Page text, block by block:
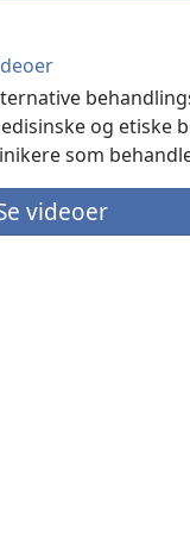
og etiske
som
videoer